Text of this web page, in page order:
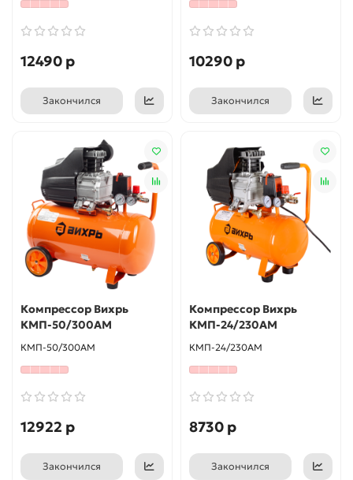
12490 р
Закончился
10290 р
Закончился
Компрессор Вихрь
КМП-50/300АМ
КМП-50/300АМ
12922 р
Закончился
Компрессор Вихрь
КМП-24/230АМ
КМП-24/230АМ
8730 р
Закончился